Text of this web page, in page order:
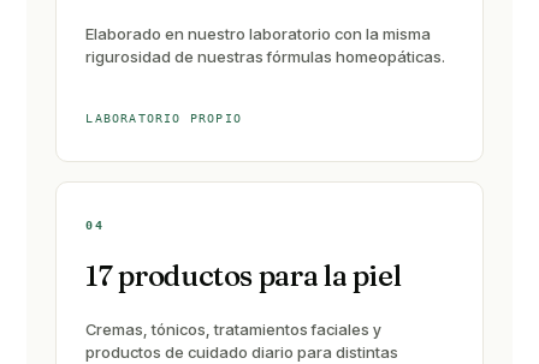
Elaborado en nuestro laboratorio con la misma
rigurosidad de nuestras fórmulas homeopáticas.
LABORATORIO PROPIO
04
17 productos para la piel
Cremas, tónicos, tratamientos faciales y
productos de cuidado diario para distintas